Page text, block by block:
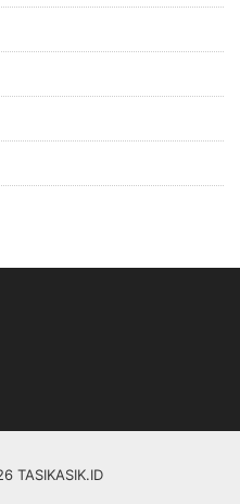
TASIKASIK.ID